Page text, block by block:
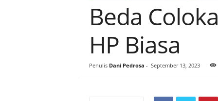
Beda
HP Biasa
Penulis Dani Pedrosa - September 13, 2023